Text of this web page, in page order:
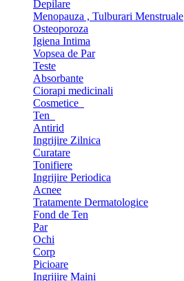
Depilare
Menopauza , Tulburari Menstruale
Osteoporoza
Igiena Intima
Vopsea de Par
Teste
Absorbante
Ciorapi medicinali
Cosmetice
Ten
Antirid
Ingrijire Zilnica
Curatare
Tonifiere
Ingrijire Periodica
Acnee
Tratamente Dermatologice
Fond de Ten
Par
Ochi
Corp
Picioare
Ingrijire Maini